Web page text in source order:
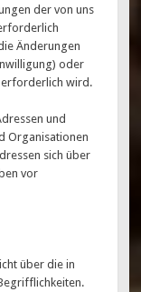
der von uns
Änderungen
oder
erforderlich wird.
und
Organisationen
sich über
vor
über die in